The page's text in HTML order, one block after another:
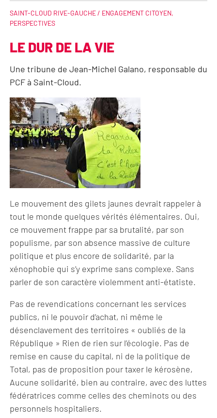
SAINT-CLOUD RIVE-GAUCHE / ENGAGEMENT CITOYEN,
PERSPECTIVES
LE DUR DE LA VIE
Une tribune de Jean-Michel Galano, responsable du
PCF à Saint-Cloud.
Le mouvement des gilets jaunes devrait rappeler à
tout le monde quelques vérités élémentaires. Oui,
ce mouvement frappe par sa brutalité, par son
populisme, par son absence massive de culture
politique et plus encore de solidarité, par la
xénophobie qui s’y exprime sans complexe. Sans
parler de son caractère violemment anti-étatiste.
Pas de revendications concernant les services
publics, ni le pouvoir d’achat, ni même le
désenclavement des territoires « oubliés de la
République » Rien de rien sur l’écologie. Pas de
remise en cause du capital, ni de la politique de
Total, pas de proposition pour taxer le kérosène,
Aucune solidarité, bien au contraire, avec des luttes
fédératrices comme celles des cheminots ou des
personnels hospitaliers.